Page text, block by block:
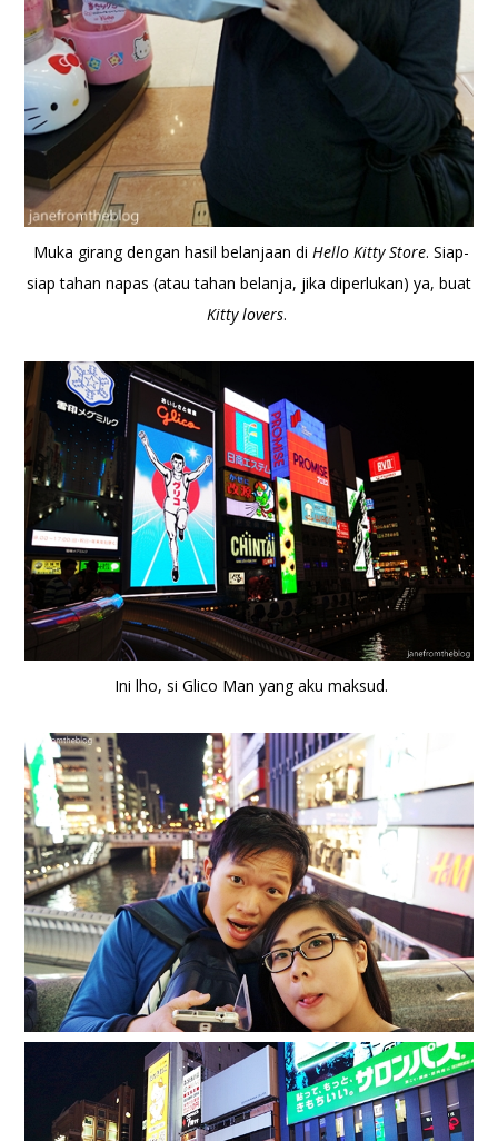
Muka girang dengan hasil belanjaan di Hello Kitty Store. Siap-
siap tahan napas (atau tahan belanja, jika diperlukan) ya, buat
Kitty lovers.
Ini lho, si Glico Man yang aku maksud.